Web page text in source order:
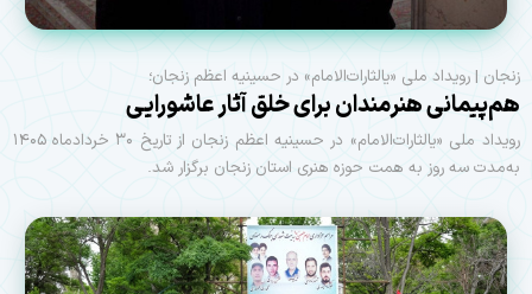
زنجان | رویداد ملی «یالثارات‌الامام» در حسینیه اعظم زنجان؛
هم‌پیمانی هنرمندان برای خلق آثار عاشورایی
رویداد ملی «یالثارات‌الامام» در حسینیه اعظم زنجان از تاریخ ۳۰ خردادماه ۱۴۰۵
به‌مدت سه روز به همت حوزه هنری استان زنجان برگزار شد.